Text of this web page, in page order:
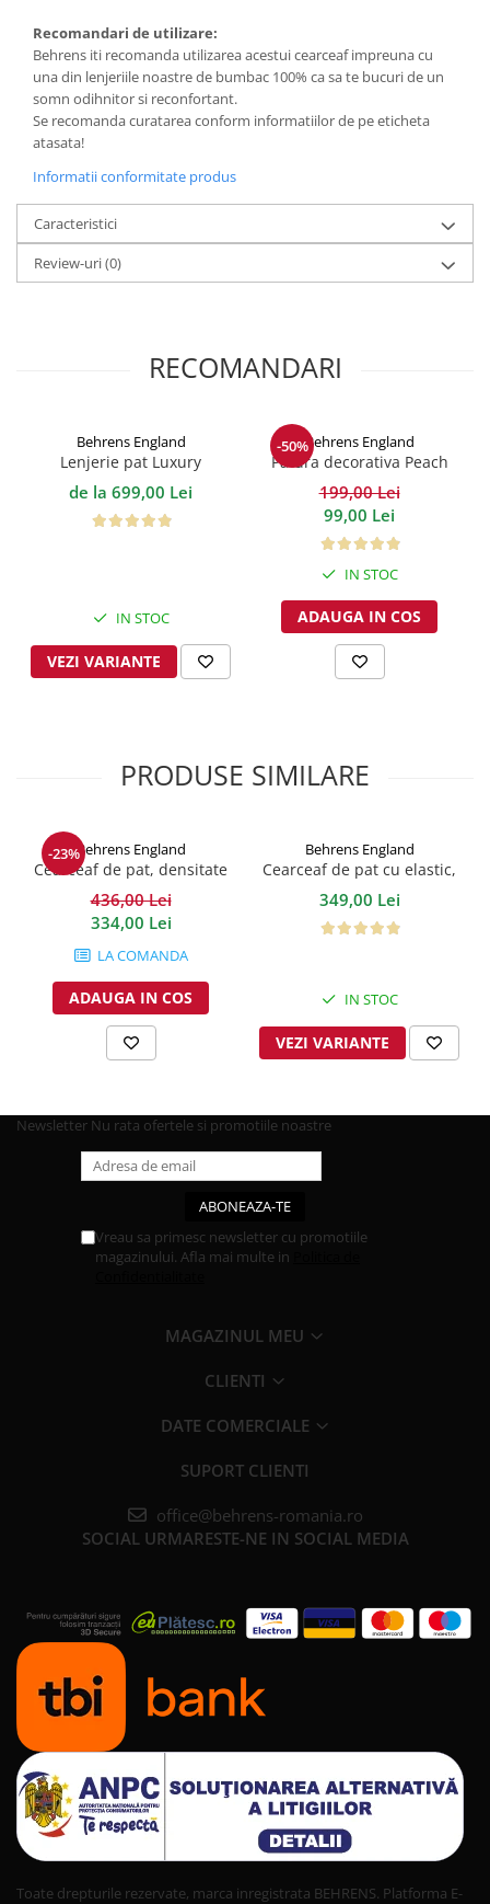
Recomandari de utilizare:
Behrens iti recomanda utilizarea acestui cearceaf impreuna cu
una din lenjeriile noastre de bumbac 100% ca sa te bucuri de un
somn odihnitor si reconfortant.
Se recomanda curatarea conform informatiilor de pe eticheta
atasata!
Informatii conformitate produs
Caracteristici
Review-uri(0)
RECOMANDARI
Behrens England
Lenjerie pat Luxury
Emporium White Bumbac
600 Noduri
de la 699,00 Lei
IN STOC
VEZI VARIANTE
-50%Behrens England
Patura decorativa Peach
Lifestyle
199,00 Lei
99,00 Lei
IN STOC
ADAUGA IN COS
PRODUSE SIMILARE
-23%Behrens England
Cearceaf de pat, densitate
1000TC -Ice Grey
436,00 Lei
334,00 Lei
LA COMANDA
ADAUGA IN COS
Behrens England
Cearceaf de pat cu elastic,
400TC - Alb
349,00 Lei
IN STOC
VEZI VARIANTE
Newsletter Nu rata ofertele si promotiile noastre
Vreau sa primesc newsletter cu promotiile
magazinului. Afla mai multe in
MAGAZINUL MEU
CLIENTI
DATE COMERCIALE
SUPORT CLIENTI
office@behrens-romania.ro
SOCIAL URMARESTE-NE IN SOCIAL MEDIA
Toate drepturile rezervate, marca inregistrata BEHRENS. Platforma E-